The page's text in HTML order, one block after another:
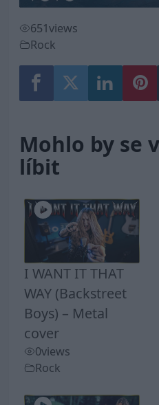
651views
Rock
Mohlo by se
líbit
I WANT IT THAT
WAY (Backstreet
Boys) – Metal
cover
0views
Rock